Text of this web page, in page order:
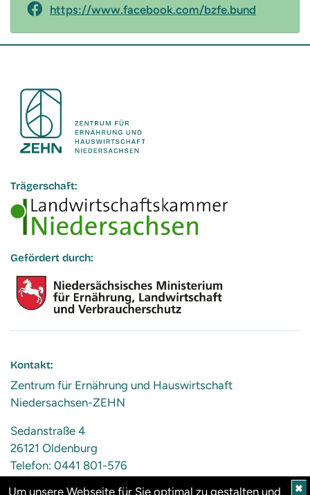
https://www.facebook.com/bzfe.bund
Trägerschaft:
Gefördert durch:
Kontakt:
Zentrum für Ernährung und Hauswirtschaft
Niedersachsen-ZEHN
Sedanstraße 4
26121 Oldenburg
Telefon: 0441 801-576
Um unsere Webseite für Sie optimal zu gestalten und ✖